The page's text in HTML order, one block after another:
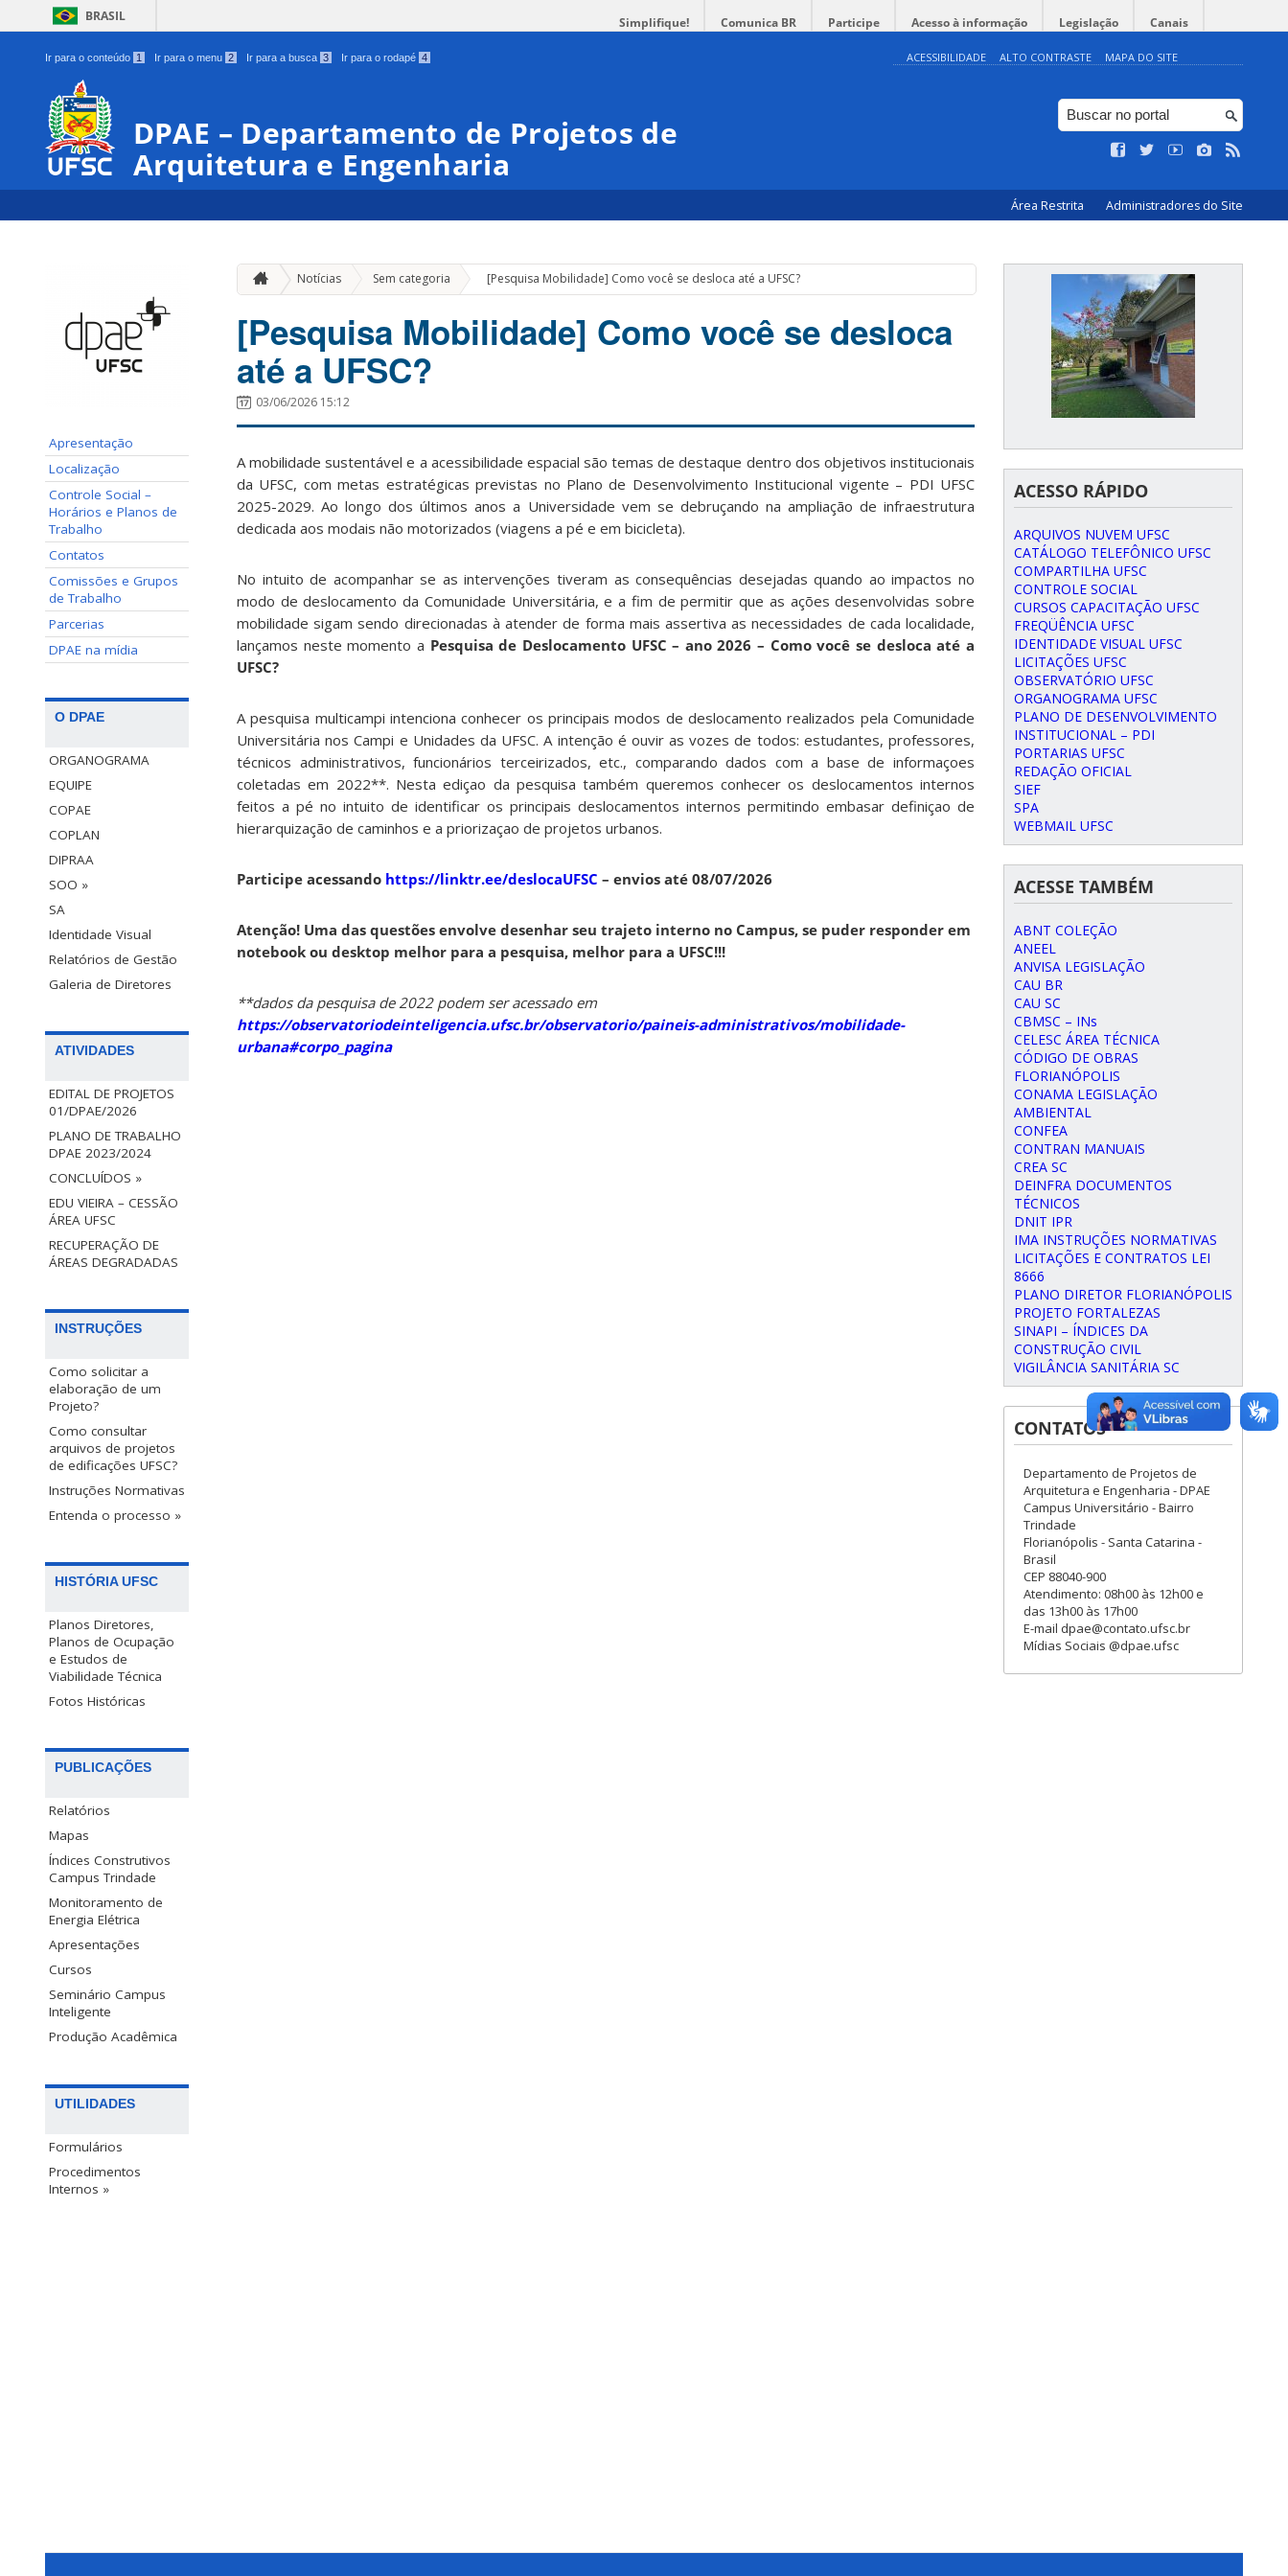
BRASIL Simplifique! Comunica BR Participe Acesso à informação Legislação Canais
Ir para o conteúdo 1 Ir para o menu 2 Ir para a busca 3 Ir para o rodapé 4 ACESSIBILIDADE ALTO CONTRASTE MAPA DO SITE
DPAE – Departamento de Projetos de
Arquitetura e Engenharia
Área Restrita Administradores do Site
Apresentação
Localização
Controle Social –
Horários e Planos de
Trabalho
Contatos
Comissões e Grupos
de Trabalho
Parcerias
DPAE na mídia
O DPAE
ORGANOGRAMA
EQUIPE
COPAE
COPLAN
DIPRAA
SOO »
SA
Identidade Visual
Relatórios de Gestão
Galeria de Diretores
ATIVIDADES
EDITAL DE PROJETOS
01/DPAE/2026
PLANO DE TRABALHO
DPAE 2023/2024
CONCLUÍDOS »
EDU VIEIRA – CESSÃO
ÁREA UFSC
RECUPERAÇÃO DE
ÁREAS DEGRADADAS
INSTRUÇÕES
Como solicitar a
elaboração de um
Projeto?
Como consultar
arquivos de projetos
de edificações UFSC?
Instruções Normativas
Entenda o processo »
HISTÓRIA UFSC
Planos Diretores,
Planos de Ocupação
e Estudos de
Viabilidade Técnica
Fotos Históricas
PUBLICAÇÕES
Relatórios
Mapas
Índices Construtivos
Campus Trindade
Monitoramento de
Energia Elétrica
Apresentações
Cursos
Seminário Campus
Inteligente
Produção Acadêmica
UTILIDADES
Formulários
Procedimentos
Internos »
Notícias Sem categoria » [Pesquisa Mobilidade] Como você se desloca até a UFSC?
[Pesquisa Mobilidade] Como você se desloca
até a UFSC?
03/06/2026 15:12
A mobilidade sustentável e a acessibilidade espacial são temas de destaque dentro dos objetivos institucionais
da UFSC, com metas estratégicas previstas no Plano de Desenvolvimento Institucional vigente – PDI UFSC
2025-2029. Ao longo dos últimos anos a Universidade vem se debruçando na ampliação de infraestrutura
dedicada aos modais não motorizados (viagens a pé e em bicicleta).
No intuito de acompanhar se as intervenções tiveram as consequências desejadas quando ao impactos no
modo de deslocamento da Comunidade Universitária, e a fim de permitir que as ações desenvolvidas sobre
mobilidade sigam sendo direcionadas à atender de forma mais assertiva as necessidades de cada localidade,
lançamos neste momento a Pesquisa de Deslocamento UFSC – ano 2026 – Como você se desloca até a
UFSC?
A pesquisa multicampi intenciona conhecer os principais modos de deslocamento realizados pela Comunidade
Universitária nos Campi e Unidades da UFSC. A intenção é ouvir as vozes de todos: estudantes, professores,
técnicos administrativos, funcionários terceirizados, etc., comparando dados com a base de informaçoes
coletadas em 2022**. Nesta ediçao da pesquisa também queremos conhecer os deslocamentos internos
feitos a pé no intuito de identificar os principais deslocamentos internos permitindo embasar definiçao de
hierarquização de caminhos e a priorizaçao de projetos urbanos.
Participe acessando https://linktr.ee/deslocaUFSC – envios até 08/07/2026
Atenção! Uma das questões envolve desenhar seu trajeto interno no Campus, se puder responder em
notebook ou desktop melhor para a pesquisa, melhor para a UFSC!!!
**dados da pesquisa de 2022 podem ser acessado em
https://observatoriodeinteligencia.ufsc.br/observatorio/paineis-administrativos/mobilidade-
urbana#corpo_pagina
ACESSO RÁPIDO
ARQUIVOS NUVEM UFSC
CATÁLOGO TELEFÔNICO UFSC
COMPARTILHA UFSC
CONTROLE SOCIAL
CURSOS CAPACITAÇÃO UFSC
FREQÜÊNCIA UFSC
IDENTIDADE VISUAL UFSC
LICITAÇÕES UFSC
OBSERVATÓRIO UFSC
ORGANOGRAMA UFSC
PLANO DE DESENVOLVIMENTO
INSTITUCIONAL – PDI
PORTARIAS UFSC
REDAÇÃO OFICIAL
SIEF
SPA
WEBMAIL UFSC
ACESSE TAMBÉM
ABNT COLEÇÃO
ANEEL
ANVISA LEGISLAÇÃO
CAU BR
CAU SC
CBMSC – INs
CELESC ÁREA TÉCNICA
CÓDIGO DE OBRAS
FLORIANÓPOLIS
CONAMA LEGISLAÇÃO
AMBIENTAL
CONFEA
CONTRAN MANUAIS
CREA SC
DEINFRA DOCUMENTOS
TÉCNICOS
DNIT IPR
IMA INSTRUÇÕES NORMATIVAS
LICITAÇÕES E CONTRATOS LEI
8666
PLANO DIRETOR FLORIANÓPOLIS
PROJETO FORTALEZAS
SINAPI – ÍNDICES DA
CONSTRUÇÃO CIVIL
VIGILÂNCIA SANITÁRIA SC
CONTATOS
Departamento de Projetos de
Arquitetura e Engenharia - DPAE
Campus Universitário - Bairro
Trindade
Florianópolis - Santa Catarina -
Brasil
CEP 88040-900
Atendimento: 08h00 às 12h00 e
das 13h00 às 17h00
E-mail dpae@contato.ufsc.br
Mídias Sociais @dpae.ufsc